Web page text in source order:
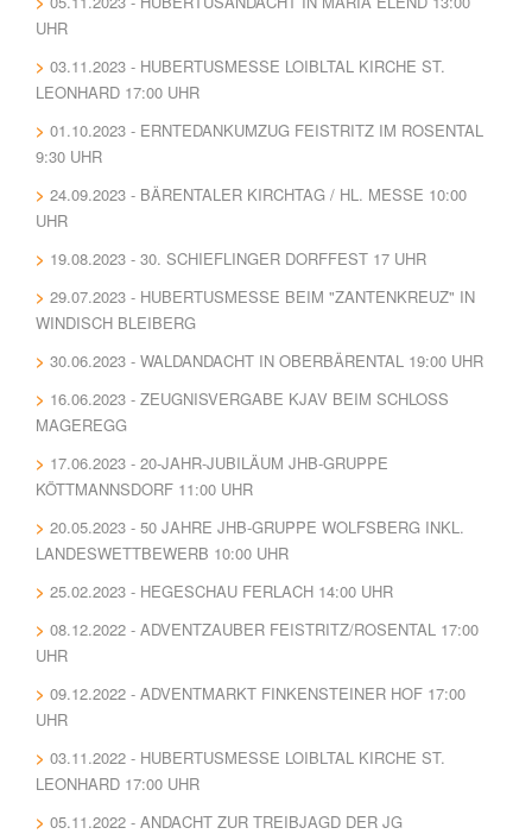
UHR
03.11.2023 - HUBERTUSMESSE LOIBLTAL KIRCHE ST.
LEONHARD 17:00 UHR
01.10.2023 - ERNTEDANKUMZUG FEISTRITZ IM ROSENTAL
9:30 UHR
24.09.2023 - BÄRENTALER KIRCHTAG / HL. MESSE 10:00
UHR
19.08.2023 - 30. SCHIEFLINGER DORFFEST 17 UHR
29.07.2023 - HUBERTUSMESSE BEIM "ZANTENKREUZ" IN
WINDISCH BLEIBERG
30.06.2023 - WALDANDACHT IN OBERBÄRENTAL 19:00 UHR
16.06.2023 - ZEUGNISVERGABE KJAV BEIM SCHLOSS
MAGEREGG
17.06.2023 - 20-JAHR-JUBILÄUM JHB-GRUPPE
KÖTTMANNSDORF 11:00 UHR
20.05.2023 - 50 JAHRE JHB-GRUPPE WOLFSBERG INKL.
LANDESWETTBEWERB 10:00 UHR
25.02.2023 - HEGESCHAU FERLACH 14:00 UHR
08.12.2022 - ADVENTZAUBER FEISTRITZ/ROSENTAL 17:00
UHR
09.12.2022 - ADVENTMARKT FINKENSTEINER HOF 17:00
UHR
03.11.2022 - HUBERTUSMESSE LOIBLTAL KIRCHE ST.
LEONHARD 17:00 UHR
05.11.2022 - ANDACHT ZUR TREIBJAGD DER JG